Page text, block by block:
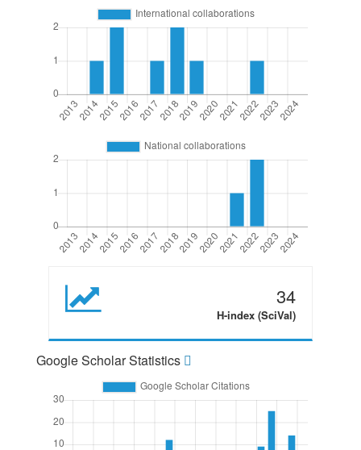
34
H-index (SciVal)
Google Scholar Statistics